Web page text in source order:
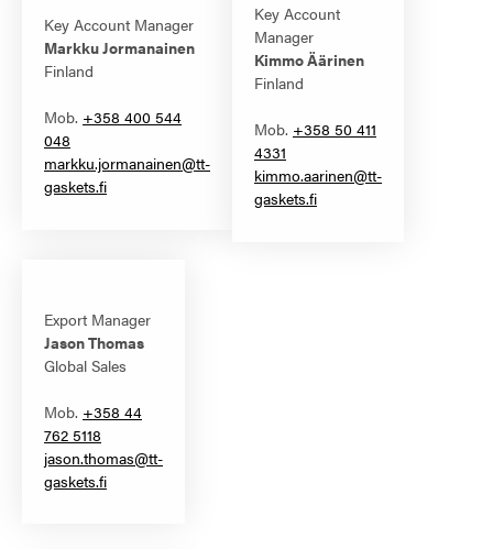
Key Account Manager
Markku Jormanainen
Finland
Mob. +358 400 544
048
markku.jormanainen@tt-
gaskets.fi
Key Account
Manager
Kimmo Äärinen
Finland
Mob. +358 50 411
4331
kimmo.aarinen@tt-
gaskets.fi
Export Manager
Jason Thomas
Global Sales
Mob. +358 44
762 5118
jason.thomas@tt-
gaskets.fi